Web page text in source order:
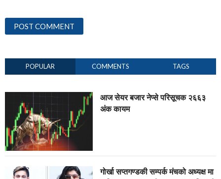
POPULAR COMMENTS TAGS
आज सेयर बजार नेप्से परिसूचक २६६३
अंक कायम
गोर्खा सप्तगण्डकी सम्पर्क मंचको अध्यक्ष मा